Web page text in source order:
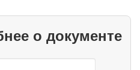
о документе